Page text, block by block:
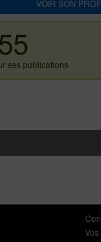
VOIR SON
ses publications